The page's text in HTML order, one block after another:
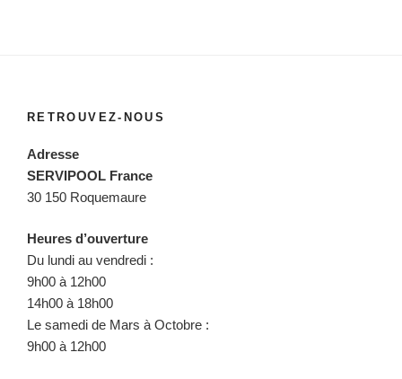
RETROUVEZ-NOUS
Adresse
SERVIPOOL France
30 150 Roquemaure
Heures d’ouverture
Du lundi au vendredi :
9h00 à 12h00
14h00 à 18h00
Le samedi de Mars à Octobre :
9h00 à 12h00